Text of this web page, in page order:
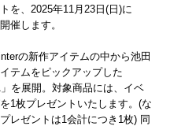
を、2025年11月23日(日)に
催します。
の新作アイテムの中から池田
テムをピックアップした
を展開。対象商品には、イベ
1枚プレゼントいたします。(な
レゼントは1会計につき1枚) 同